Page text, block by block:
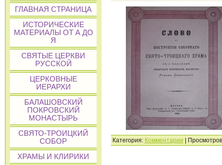
ГЛАВНАЯ СТРАНИЦА
ИСТОРИЧЕСКИЕ
МАТЕРИАЛЫ ОТ А ДО
Я
СВЯТЫЕ ЦЕРКВИ
РУССКОЙ
ЦЕРКОВНЫЕ
ИЕРАРХИ
БАЛАШОВСКИЙ
ПОКРОВСКИЙ
МОНАСТЫРЬ
СВЯТО-ТРОИЦКИЙ
СОБОР
ХРАМЫ И КЛИРИКИ
Категория: Комментарии |